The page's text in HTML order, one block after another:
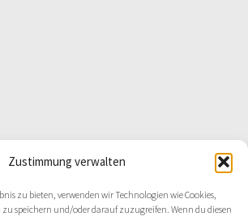
Zustimmung verwalten
zu bieten, verwenden wir Technologien wie Cookies,
speichern und/oder darauf zuzugreifen. Wenn du diesen